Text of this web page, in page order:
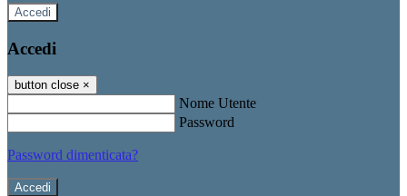
Accedi
Accedi
button close ×
Nome Utente
Password
Password dimenticata?